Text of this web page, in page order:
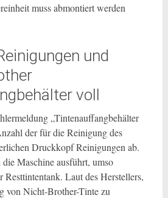
muss abmontiert werden
und
voll
„Tintenauffangbehälter
der für die Reinigung des
Druckkopf Reinigungen ab.
Maschine ausführt, umso
Resttintentank. Laut des Herstellers,
von Nicht-Brother-Tinte zu